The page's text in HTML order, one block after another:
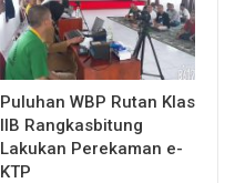
Puluhan WBP Rutan Klas
IIB Rangkasbitung
Lakukan Perekaman e-
KTP